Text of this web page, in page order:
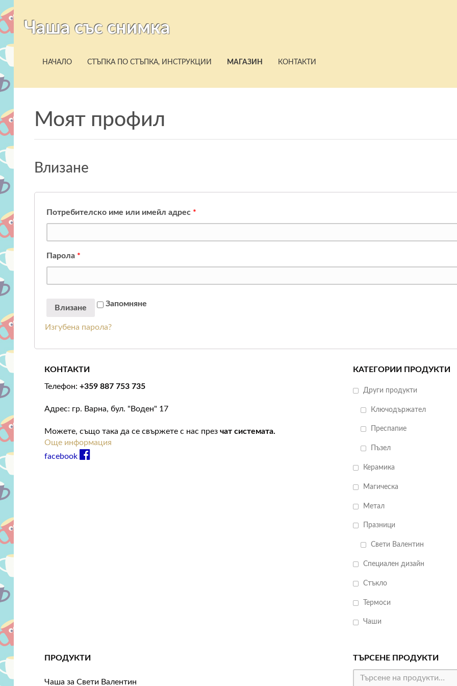
Чаша със снимка
НАЧАЛО СТЪПКА ПО СТЪПКА, ИНСТРУКЦИИ МАГАЗИН КОНТАКТИ
Моят профил
Влизане
Потребителско име или имейл адрес *
Парола *
Запомняне
Изгубена парола?
КОНТАКТИ
Телефон: +359 887 753 735
Адрес: гр. Варна, бул. "Воден" 17
Можете, също така да се свържете с нас през чат системата.
Още информация
facebook
КАТЕГОРИИ ПРОДУКТИ
Други продукти
Ключодържател
Преспапие
Пъзел
Керамика
Магическа
Метал
Празници
Свети Валентин
Специален дизайн
Стъкло
Термоси
Чаши
ПРОДУКТИ
Чаша за Свети Валентин
ТЪРСЕНЕ ПРОДУКТИ